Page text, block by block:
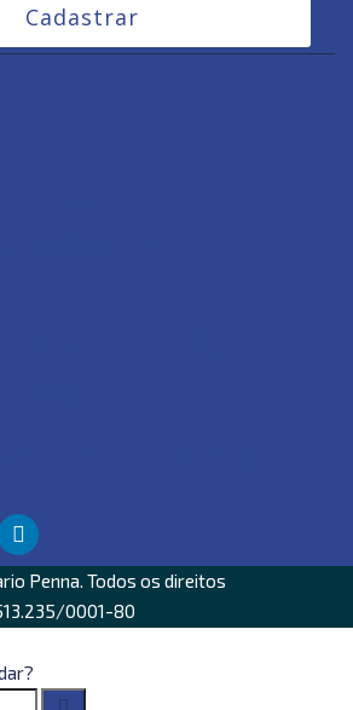
Cadastrar
Penna. Todos os direitos
0001-80